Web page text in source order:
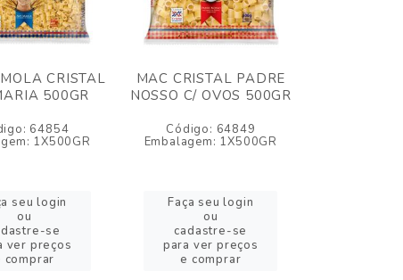
CRISTAL
500GR
64854
1X500GR
seu login
ou
se
ver preços
comprar
MAC CRISTAL PADRE
NOSSO C/ OVOS 500GR
Código: 64849
Embalagem: 1X500GR
Faça seu login
ou
cadastre-se
para ver preços
e comprar